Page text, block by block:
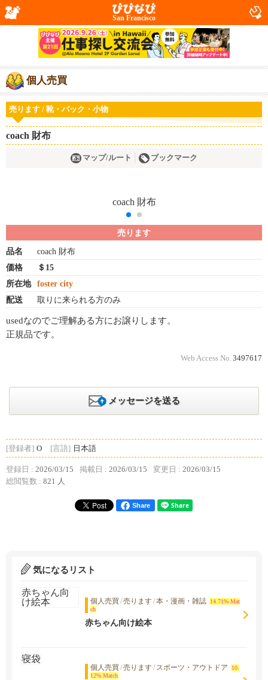
San Francisco
個人売買
売ります / 靴・バック・小物
coach 財布
マップ/ルート ブックマーク
売ります
品名
coach 財布
価格
＄15
所在地
foster city
配送
取りに来られる方のみ
usedなのでご理解ある方にお譲りします。
正規品です。
Web Access No. 3497617
メッセージを送る
[登録者] O [言語] 日本語
登録日 : 2026/03/15 掲載日 : 2026/03/15 変更日 : 2026/03/15
総閲覧数 : 821 人
Share
気になるリスト
個人売買 /売ります/本・漫画・雑誌
14.71% Mat
ch
赤ちゃん向け絵本
個人売買 /売ります/ スポーツ・アウトドア
10.
12% Match